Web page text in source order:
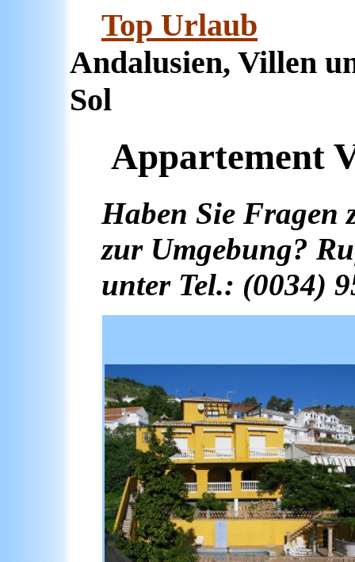
Top Urlaub
Andalusien, Villen
Sol
Appartement
Haben Sie Fragen
zur Umgebung?
unter Tel.: (0034)